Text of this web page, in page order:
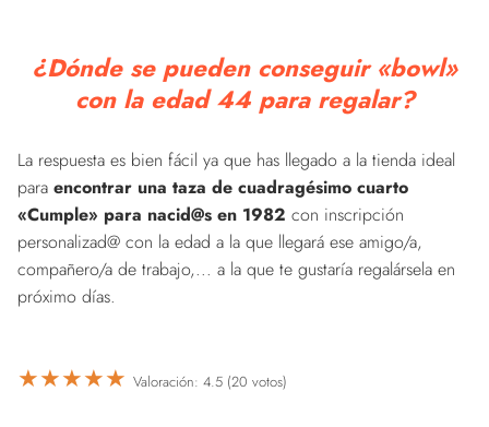
¿Dónde se pueden conseguir «bowl»
con la edad 44 para regalar?
La respuesta es bien fácil ya que has llegado a la tienda ideal
para encontrar una taza de cuadragésimo cuarto
«Cumple» para nacid@s en 1982 con inscripción
personalizad@ con la edad a la que llegará ese amigo/a,
compañero/a de trabajo,... a la que te gustaría regalársela en
próximo días.
★★★★★ Valoración: 4.5 (20 votos)